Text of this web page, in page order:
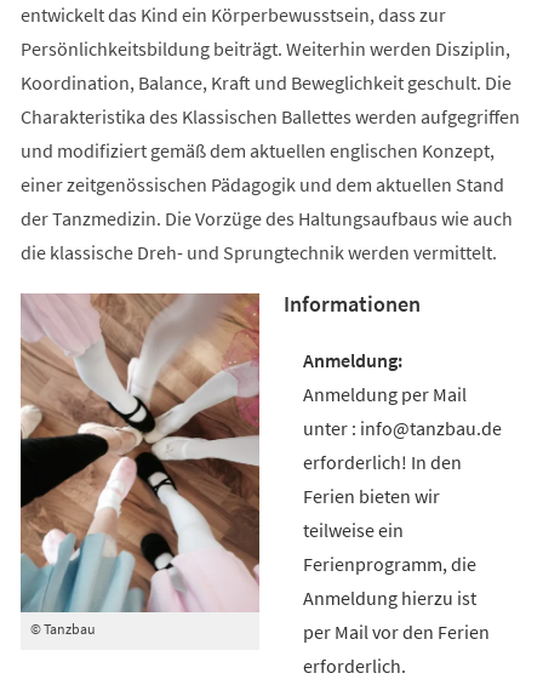
entwickelt das Kind ein Körperbewusstsein, dass zur
Persönlichkeitsbildung beiträgt. Weiterhin werden Disziplin,
Koordination, Balance, Kraft und Beweglichkeit geschult. Die
Charakteristika des Klassischen Ballettes werden aufgegriffen
und modifiziert gemäß dem aktuellen englischen Konzept,
einer zeitgenössischen Pädagogik und dem aktuellen Stand
der Tanzmedizin. Die Vorzüge des Haltungsaufbaus wie auch
die klassische Dreh- und Sprungtechnik werden vermittelt.
© Tanzbau
Informationen
Anmeldung per Mail
unter : info@tanzbau.de
erforderlich! In den
Ferien bieten wir
teilweise ein
Ferienprogramm, die
Anmeldung hierzu ist
per Mail vor den Ferien
erforderlich.